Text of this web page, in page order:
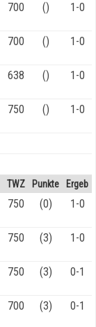
700 () 1-0
700 () 1-0
638 () 1-0
750 () 1-0
TWZ Punkte Ergeb
750 (0) 1-0
750 (3) 1-0
750 (3) 0-1
700 (3) 0-1